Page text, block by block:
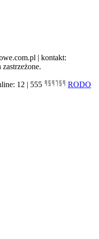
| kontakt:
12 | 555 RODO